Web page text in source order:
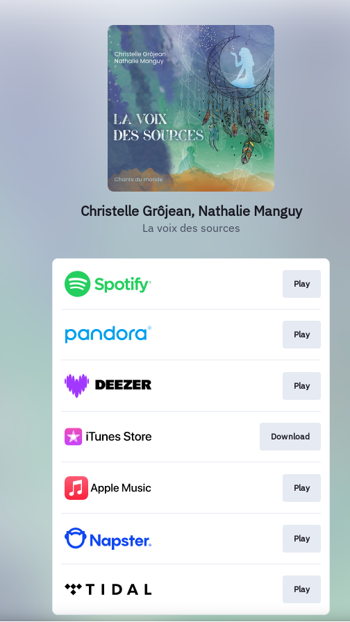
Christelle Grôjean, Nathalie Manguy
La voix des sources
Play
Play
Play
Download
Play
Play
Play